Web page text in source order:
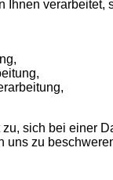
verarbeitet,
sich bei einer
uns zu